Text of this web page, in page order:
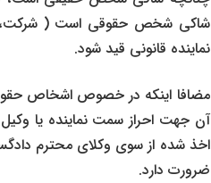
شاکی شخص حقوقی است ( شرکت،
نماینده قانونی قید شود.
مضافا اینکه در خصوص اشخاص
آن جهت احراز سمت نماینده یا
اخذ شده از سوی وکلای محترم
ضرورت دارد.